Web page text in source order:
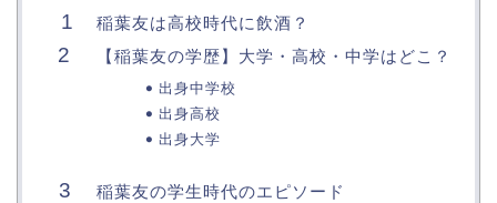
稲葉友は高校時代に飲酒？
【稲葉友の学歴】大学・高校・中学はどこ？
出身中学校
出身高校
出身大学
稲葉友の学生時代のエピソード